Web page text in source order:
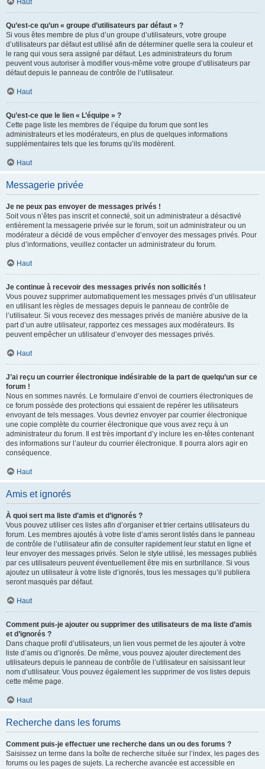
Haut
Qu’est-ce qu’un « groupe d’utilisateurs par défaut » ?
Si vous êtes membre de plus d’un groupe d’utilisateurs, votre groupe
d’utilisateurs par défaut est utilisé afin de déterminer quelle sera la couleur et
le rang qui vous sera assigné par défaut. Les administrateurs du forum
peuvent vous autoriser à modifier vous-même votre groupe d’utilisateurs par
défaut depuis le panneau de contrôle de l’utilisateur.
Haut
Qu’est-ce que le lien « L’équipe » ?
Cette page liste les membres de l’équipe du forum que sont les
administrateurs et les modérateurs, en plus de quelques informations
supplémentaires tels que les forums qu’ils modèrent.
Haut
Messagerie privée
Je ne peux pas envoyer de messages privés !
Soit vous n’êtes pas inscrit et connecté, soit un administrateur a désactivé
entièrement la messagerie privée sur le forum, soit un administrateur ou un
modérateur a décidé de vous empêcher d’envoyer des messages privés. Pour
plus d’informations, veuillez contacter un administrateur du forum.
Haut
Je continue à recevoir des messages privés non sollicités !
Vous pouvez supprimer automatiquement les messages privés d’un utilisateur
en utilisant les règles de messages depuis le panneau de contrôle de
l’utilisateur. Si vous recevez des messages privés de manière abusive de la
part d’un autre utilisateur, rapportez ces messages aux modérateurs. Ils
peuvent empêcher un utilisateur d’envoyer des messages privés.
Haut
J’ai reçu un courrier électronique indésirable de la part de quelqu’un sur ce
forum !
Nous en sommes navrés. Le formulaire d’envoi de courriers électroniques de
ce forum possède des protections qui essaient de repérer les utilisateurs
envoyant de tels messages. Vous devriez envoyer par courrier électronique
une copie complète du courrier électronique que vous avez reçu à un
administrateur du forum. Il est très important d’y inclure les en-têtes contenant
des informations sur l’auteur du courrier électronique. Il pourra alors agir en
conséquence.
Haut
Amis et ignorés
À quoi sert ma liste d’amis et d’ignorés ?
Vous pouvez utiliser ces listes afin d’organiser et trier certains utilisateurs du
forum. Les membres ajoutés à votre liste d’amis seront listés dans le panneau
de contrôle de l’utilisateur afin de consulter rapidement leur statut en ligne et
leur envoyer des messages privés. Selon le style utilisé, les messages publiés
par ces utilisateurs peuvent éventuellement être mis en surbrillance. Si vous
ajoutez un utilisateur à votre liste d’ignorés, tous les messages qu’il publiera
seront masqués par défaut.
Haut
Comment puis-je ajouter ou supprimer des utilisateurs de ma liste d’amis
et d’ignorés ?
Dans chaque profil d’utilisateurs, un lien vous permet de les ajouter à votre
liste d’amis ou d’ignorés. De même, vous pouvez ajouter directement des
utilisateurs depuis le panneau de contrôle de l’utilisateur en saisissant leur
nom d’utilisateur. Vous pouvez également les supprimer de vos listes depuis
cette même page.
Haut
Recherche dans les forums
Comment puis-je effectuer une recherche dans un ou des forums ?
Saisissez un terme dans la boîte de recherche située sur l’index, les pages des
forums ou les pages de sujets. La recherche avancée est accessible en